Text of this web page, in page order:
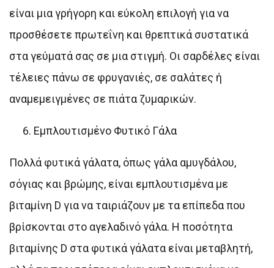
είναι μια γρήγορη και εύκολη επιλογή για να
προσθέσετε πρωτεΐνη και θρεπτικά συστατικά
στα γεύματά σας σε μια στιγμή. Οι σαρδέλες είναι
τέλειες πάνω σε φρυγανιές, σε σαλάτες ή
αναμεμειγμένες σε πιάτα ζυμαρικών.
Εμπλουτισμένο Φυτικό Γάλα
Πολλά φυτικά γάλατα, όπως γάλα αμυγδάλου,
σόγιας και βρώμης, είναι εμπλουτισμένα με
βιταμίνη D για να ταιριάζουν με τα επίπεδα που
βρίσκονται στο αγελαδινό γάλα. Η ποσότητα
βιταμίνης D στα φυτικά γάλατα είναι μεταβλητή,